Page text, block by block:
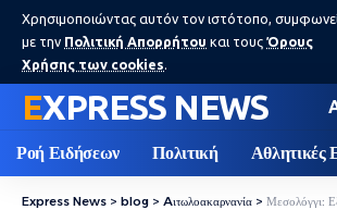
Χρησιμοποιώντας αυτόν τον ιστότοπο,
με την Πολιτική Απορρήτου και τους Όρους
Χρήσης των cookies.
EXPRESS NEWS
Ροή Ειδήσεων Πολιτική Αθλητικές
Express News > blog > Aιτωλοακαρνανία > Μεσολόγγι: Εξελίξεις στην